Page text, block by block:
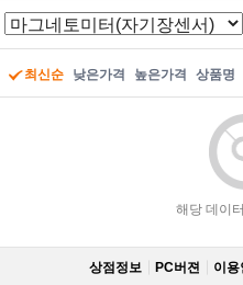
최신순 낮은가격 높은가격 상품명
해당 데이
상점정보 PC버젼 이용